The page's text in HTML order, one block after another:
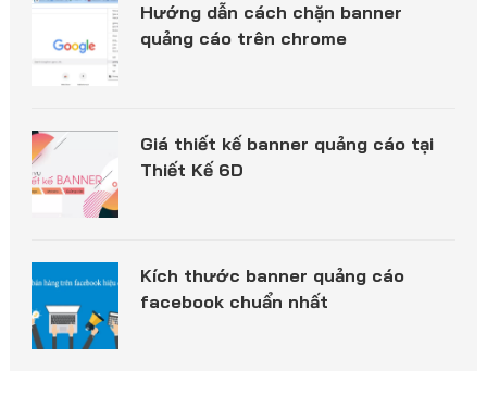
Hướng dẫn cách chặn banner
quảng cáo trên chrome
Giá thiết kế banner quảng cáo tại
Thiết Kế 6D
Kích thước banner quảng cáo
facebook chuẩn nhất